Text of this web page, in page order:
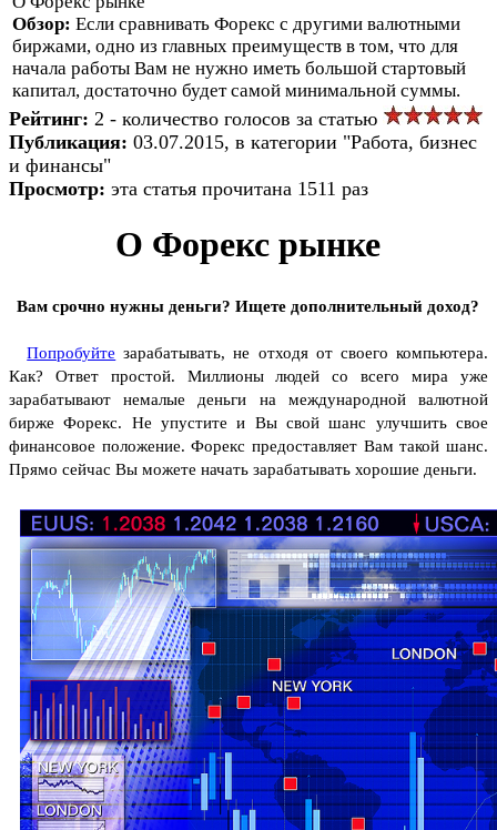
Обзор: Если сравнивать Форекс с другими валютными
биржами, одно из главных преимуществ в том, что для
начала работы Вам не нужно иметь большой стартовый
капитал, достаточно будет самой минимальной суммы.
Рейтинг: 2 - количество голосов за статью
Публикация: 03.07.2015, в категории "Работа, бизнес
и финансы"
Просмотр: эта статья прочитана 1511 раз
О Форекс рынке
Вам срочно нужны деньги? Ищете дополнительный доход?
Попробуйте зарабатывать, не отходя от своего компьютера.
Как? Ответ простой. Миллионы людей со всего мира уже
зарабатывают немалые деньги на международной валютной
бирже Форекс. Не упустите и Вы свой шанс улучшить свое
финансовое положение. Форекс предоставляет Вам такой шанс.
Прямо сейчас Вы можете начать зарабатывать хорошие деньги.